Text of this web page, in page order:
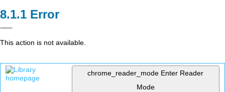
Error
This action is not available.
chrome_reader_mode Enter Reader
Mode